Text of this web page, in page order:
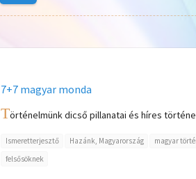
7+7 magyar monda
Történelmünk dicső pillanatai és híres
Ismeretterjesztő Hazánk, Magyarország magyar
felsősöknek